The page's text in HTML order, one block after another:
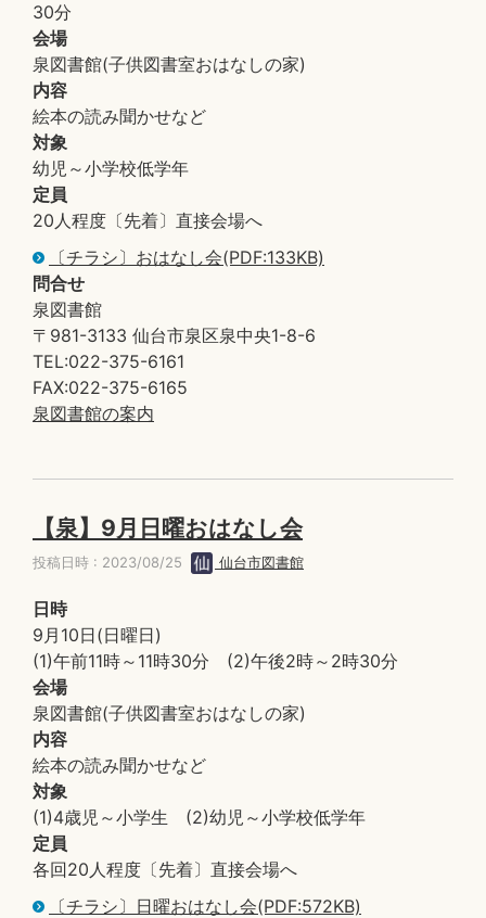
30分
会場
泉図書館(子供図書室おはなしの家)
内容
絵本の読み聞かせなど
対象
幼児～小学校低学年
定員
20人程度〔先着〕直接会場へ
〔チラシ〕おはなし会(PDF:133KB)
問合せ
泉図書館
〒981-3133 仙台市泉区泉中央1-8-6
TEL:022-375-6161
FAX:022-375-6165
泉図書館の案内
【泉】9月日曜おはなし会
投稿日時 : 2023/08/25 仙台市図書館
日時
9月10日(日曜日)
(1)午前11時～11時30分 (2)午後2時～2時30分
会場
泉図書館(子供図書室おはなしの家)
内容
絵本の読み聞かせなど
対象
(1)4歳児～小学生 (2)幼児～小学校低学年
定員
各回20人程度〔先着〕直接会場へ
〔チラシ〕日曜おはなし会(PDF:572KB)